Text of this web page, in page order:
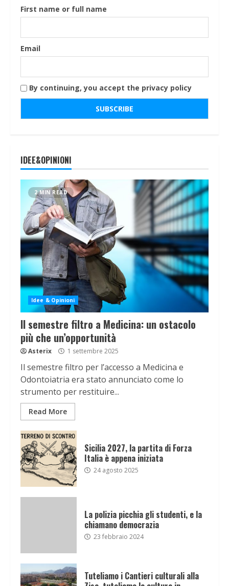
First name or full name
Email
By continuing, you accept the privacy policy
IDEE&OPINIONI
2 MIN READ
Idee & Opinioni
Il semestre filtro a Medicina: un ostacolo
più che un’opportunità
Asterix 1 settembre 2025
Il semestre filtro per l’accesso a Medicina e
Odontoiatria era stato annunciato come lo
strumento per restituire...
Read More
Sicilia 2027, la partita di Forza
Italia è appena iniziata
24 agosto 2025
La polizia picchia gli studenti, e la
chiamano democrazia
23 febbraio 2024
Tuteliamo i Cantieri culturali alla